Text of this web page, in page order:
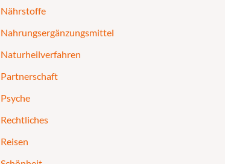
Nährstoffe
Nahrungsergänzungsmittel
Naturheilverfahren
Partnerschaft
Psyche
Rechtliches
Reisen